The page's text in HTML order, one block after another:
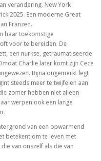
verandering. New York
2025. Een moderne Great
Franzen.
haar toekomstige
voor te bereiden. De
een nurkse, getraumatiseerde
Charlie later komt zijn Cece
Bijna ongemerkt legt
steeds meer te twijfelen aan
zomer hebben niet alleen
werpen ook een lange
van een opwarmend
betekent om te leven met
van onszelf als die van